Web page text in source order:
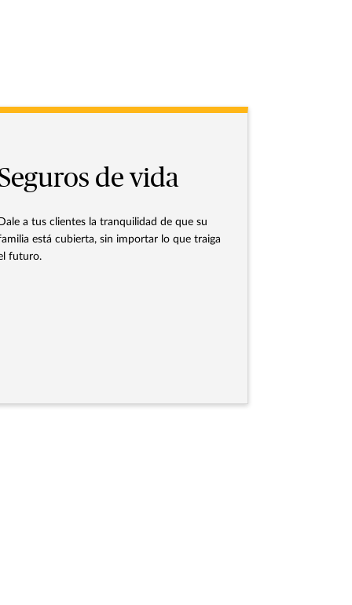
de vida
a tus clientes la tranquilidad de que su
está cubierta, sin importar lo que traiga
futuro.